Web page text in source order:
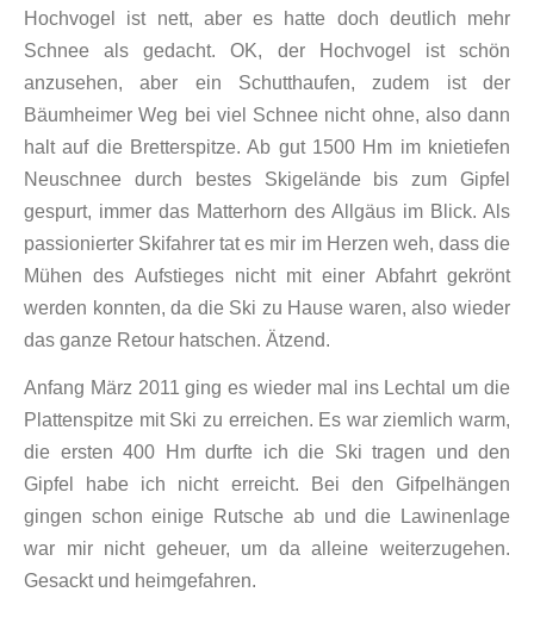
Hochvogel ist nett, aber es hatte doch deutlich mehr
Schnee als gedacht. OK, der Hochvogel ist schön
anzusehen, aber ein Schutthaufen, zudem ist der
Bäumheimer Weg bei viel Schnee nicht ohne, also dann
halt auf die Bretterspitze. Ab gut 1500 Hm im knietiefen
Neuschnee durch bestes Skigelände bis zum Gipfel
gespurt, immer das Matterhorn des Allgäus im Blick. Als
passionierter Skifahrer tat es mir im Herzen weh, dass die
Mühen des Aufstieges nicht mit einer Abfahrt gekrönt
werden konnten, da die Ski zu Hause waren, also wieder
das ganze Retour hatschen. Ätzend.
Anfang März 2011 ging es wieder mal ins Lechtal um die
Plattenspitze mit Ski zu erreichen. Es war ziemlich warm,
die ersten 400 Hm durfte ich die Ski tragen und den
Gipfel habe ich nicht erreicht. Bei den Gifpelhängen
gingen schon einige Rutsche ab und die Lawinenlage
war mir nicht geheuer, um da alleine weiterzugehen.
Gesackt und heimgefahren.